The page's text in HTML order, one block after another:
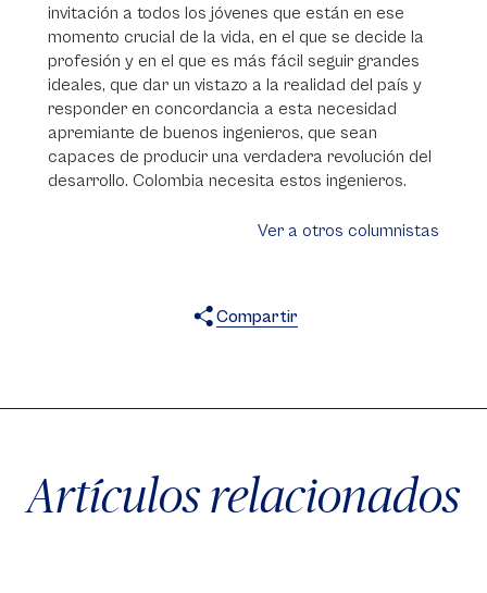
invitación a todos los jóvenes que están en ese
momento crucial de la vida, en el que se decide la
profesión y en el que es más fácil seguir grandes
ideales, que dar un vistazo a la realidad del país y
responder en concordancia a esta necesidad
apremiante de buenos ingenieros, que sean
capaces de producir una verdadera revolución del
desarrollo. Colombia necesita estos ingenieros.
Ver a otros columnistas
Compartir
Artículos relacionados